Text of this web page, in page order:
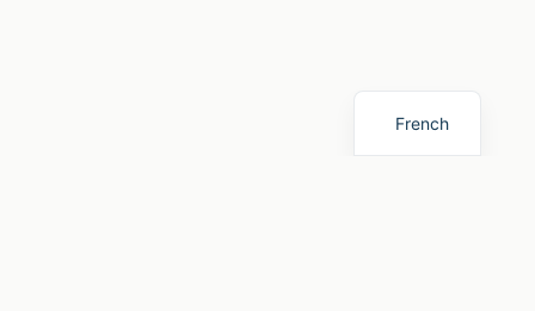
French